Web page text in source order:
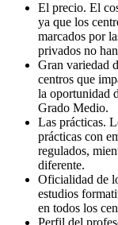
El precio. El
ya que los
marcados por
privados no
Gran variedad
centros que
la oportunidad
Grado Medio.
Las prácticas.
prácticas con
regulados,
diferente.
Oficialidad de
estudios
en todos los